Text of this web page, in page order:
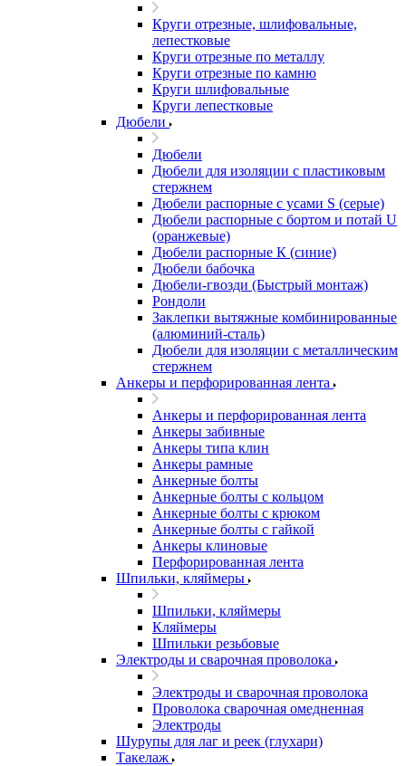
Круги отрезные, шлифовальные,
лепестковые
Круги отрезные по металлу
Круги отрезные по камню
Круги шлифовальные
Круги лепестковые
Дюбели
Дюбели
Дюбели для изоляции с пластиковым
стержнем
Дюбели распорные с усами S (серые)
Дюбели распорные c бортом и потай U
(оранжевые)
Дюбели распорные К (синие)
Дюбели бабочка
Дюбели-гвозди (Быстрый монтаж)
Рондоли
Заклепки вытяжные комбинированные
(алюминий-сталь)
Дюбели для изоляции с металлическим
стержнем
Анкеры и перфорированная лента
Анкеры и перфорированная лента
Анкеры забивные
Анкеры типа клин
Анкеры рамные
Анкерные болты
Анкерные болты с кольцом
Анкерные болты с крюком
Анкерные болты с гайкой
Анкеры клиновые
Перфорированная лента
Шпильки, кляймеры
Шпильки, кляймеры
Кляймеры
Шпильки резьбовые
Электроды и сварочная проволока
Электроды и сварочная проволока
Проволока сварочная омедненная
Электроды
Шурупы для лаг и реек (глухари)
Такелаж